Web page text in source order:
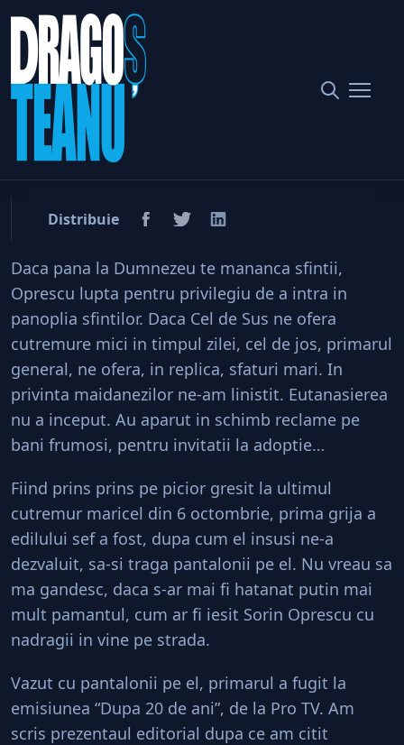
Home
Politic
Oprescu e mai smecher ca Dumnezeu!
Oprescu e mai smecher ca
Dumnezeu!
Distribuie
Daca pana la Dumnezeu te mananca sfintii,
Oprescu lupta pentru privilegiu de a intra in
panoplia sfintilor. Daca Cel de Sus ne ofera
cutremure mici in timpul zilei, cel de jos, primarul
general, ne ofera, in replica, sfaturi mari. In
privinta maidanezilor ne-am linistit. Eutanasierea
nu a inceput. Au aparut in schimb reclame pe
bani frumosi, pentru invitatii la adoptie…
Fiind prins prins pe picior gresit la ultimul
cutremur maricel din 6 octombrie, prima grija a
edilului sef a fost, dupa cum el insusi ne-a
dezvaluit, sa-si traga pantalonii pe el. Nu vreau sa
ma gandesc, daca s-ar mai fi hatanat putin mai
mult pamantul, cum ar fi iesit Sorin Oprescu cu
nadragii in vine pe strada.
Vazut cu pantalonii pe el, primarul a fugit la
emisiunea “Dupa 20 de ani”, de la Pro TV. Am
scris prezentaul editorial dupa ce am citit